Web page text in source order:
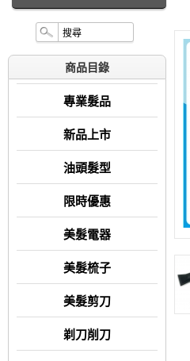
商品目錄
專業髮品
新品上市
油頭髮型
限時優惠
美髮電器
美髮梳子
美髮剪刀
剃刀削刀